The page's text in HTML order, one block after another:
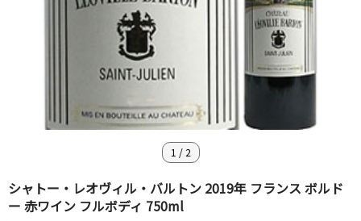
1 / 2
シャトー・レオヴィル・バルトン 2019年 フランス ボルド
ー 赤ワイン フルボディ 750ml